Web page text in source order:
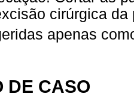
cirúrgica
apenas
DE CASO